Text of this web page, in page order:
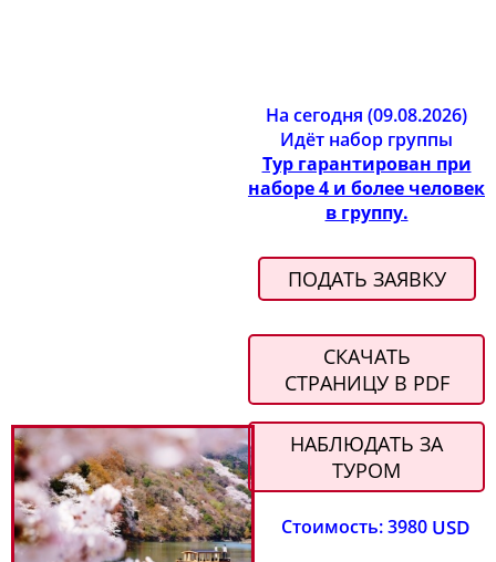
На сегодня (09.08.2026)
Идёт набор группы
Тур гарантирован при
наборе 4 и более человек
в группу.
ПОДАТЬ ЗАЯВКУ
СКАЧАТЬ
СТРАНИЦУ В PDF
НАБЛЮДАТЬ ЗА
ТУРОМ
Стоимость: 3980 USD